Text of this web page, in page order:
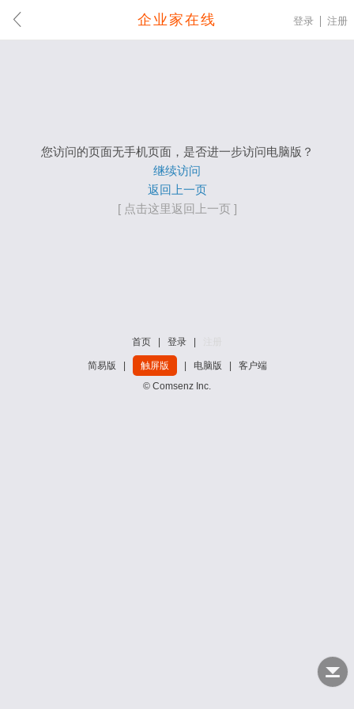
企业家在线 登录 注册
您访问的页面无手机页面，是否进一步访问电脑版？
继续访问
返回上一页
[ 点击这里返回上一页 ]
首页 登录
简易版 触屏版 电脑版
客户端
© Comsenz Inc.